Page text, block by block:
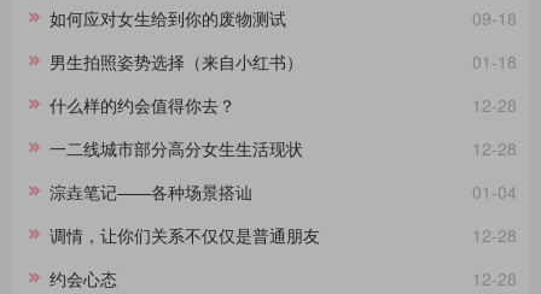
09-18
如何应对女生给到你的废物测试
01-18
男生拍照姿势选择（来自小红书）
12-28
什么样的约会值得你去？
12-28
一二线城市部分高分女生生活现状
01-04
淙垚笔记——各种场景搭讪
12-28
调情，让你们关系不仅仅是普通朋友
12-28
约会心态